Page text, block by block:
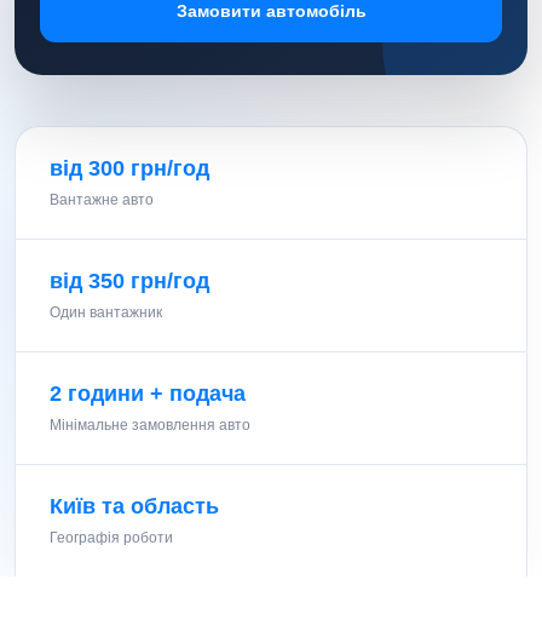
Замовити автомобіль
від 300 грн/год
Вантажне авто
від 350 грн/год
Один вантажник
2 години + подача
Мінімальне замовлення авто
Київ та область
Географія роботи